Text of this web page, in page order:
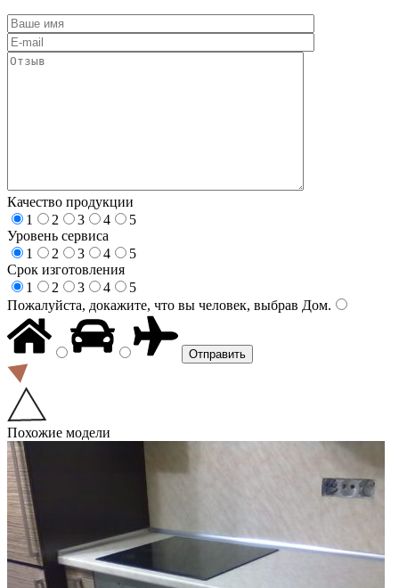
Качество продукции
1
2 3 4
5
Уровень сервиса
1
2 3 4
5
Срок изготовления
1
2 3 4
5
Пожалуйста, докажите, что вы человек, выбрав Дом.
Похожие модели